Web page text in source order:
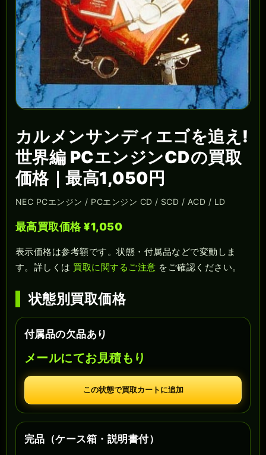
カルメンサンディエゴを追え!
世界編 PCエンジンCDの買取
価格｜最高1,050円
NEC PCエンジン / PCエンジン CD / SCD / ACD / LD
最高買取価格 ¥1,050
表示価格は参考額です。状態・付属品などで変動しま
す。詳しくは 買取に関するご注意 をご確認ください。
状態別買取価格
付属品の欠品あり
メールにてお見積もり
この状態で買取カートに追加
完品（ケース箱・説明書付）